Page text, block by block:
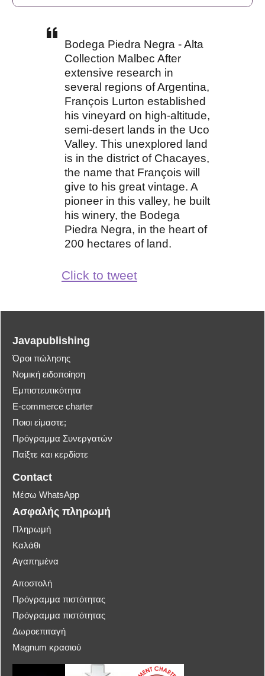
Bodega Piedra Negra - Alta
Collection Malbec After
extensive research in
several regions of Argentina,
François Lurton established
his vineyard on high-altitude,
semi-desert lands in the Uco
Valley. This unexplored land
is in the district of Chacayes,
the name that François will
give to his great vintage. A
pioneer in this valley, he built
his winery, the Bodega
Piedra Negra, in the heart of
200 hectares of land.
Click to tweet
Javapublishing
Όροι πώλησης
Νομική ειδοποίηση
Εμπιστευτικότητα
E-commerce charter
Ποιοι είμαστε;
Πρόγραμμα Συνεργατών
Παίξτε και κερδίστε
Contact
Μέσω WhatsApp
Ασφαλής πληρωμή
Πληρωμή
Καλάθι
Αγαπημένα
Αποστολή
Πρόγραμμα πιστότητας
Πρόγραμμα πιστότητας
Δωροεπιταγή
Magnum κρασιού